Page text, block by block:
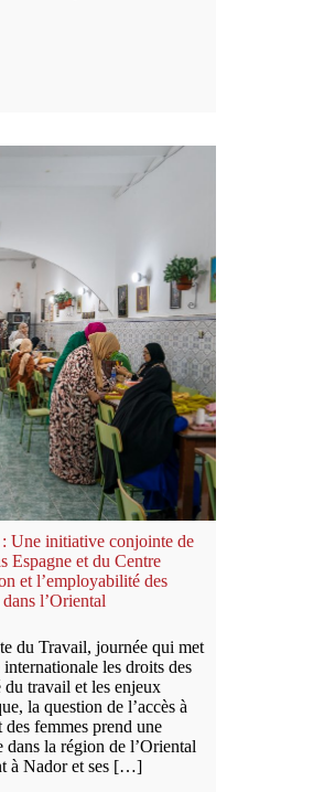
Une initiative conjointe de
Espagne et du Centre
et l’employabilité des
l’Oriental
du Travail, journée qui met
les droits des
travail et les enjeux
la question de l’accès à
des femmes prend une
dans la région de l’Oriental
à Nador et ses […]